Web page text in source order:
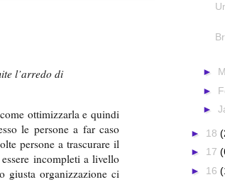
l’arredo di
ottimizzarla e quindi
le persone a far caso
persone a trascurare il
essere incompleti a livello
giusta organizzazione ci
►
►
►
► 18
► 17
► 16